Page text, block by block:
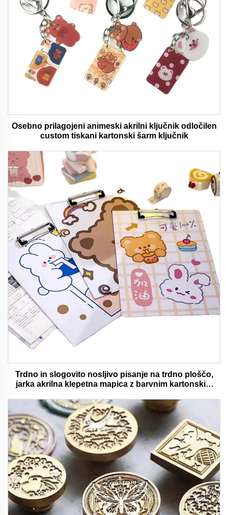
Osebno prilagojeni animeski akrilni ključnik odločilen
custom tiskani kartonski šarm ključnik
Trdno in slogovito nosljivo pisanje na trdno ploščo,
jarka akrilna klepetna mapica z barvnim kartonskim